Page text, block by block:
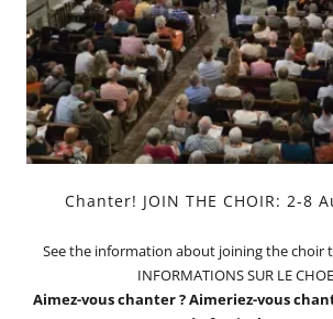
Chanter! JOIN THE CHOIR: 2-8
See the information about joining the choir
INFORMATIONS SUR LE
Aimez-vous chanter ? Aimeriez-vous